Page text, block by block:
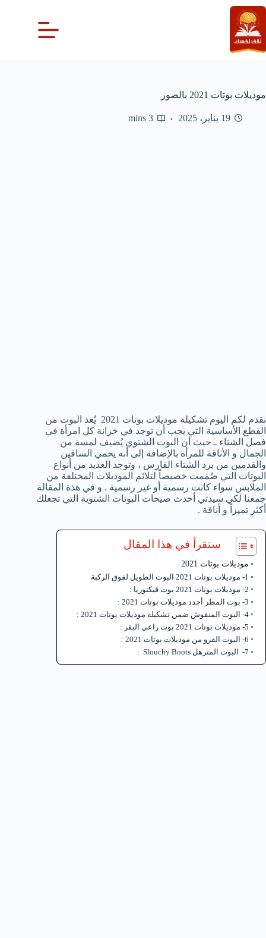
التجاوز
إلى
المحتوى
موديلات بوتات 2021 بالصور
19 يناير، 2025 3 mins
نقدم لكم اليوم تشكيلة موديلات بوتات 2021 يُعد البوت من
القطع الأساسية التي يجب أن توجد في خزانة كل امرأة في
فصل الشتاء ـ حيث أن البوت الشتوي يُضيف لمسة من
الجمال و الأناقة للمرأة بالإضافة إلى أنه يحمي الساقين
والقدمين من برد الشتاء القارس ، وتوجد العديد من أنواع
البوتات التي صُممت خصيصاً لتلائم الموديلات المختلفة من
الملابس سواء كانت رسمية أو غير رسمية . و في هذة المقالة
جمعنا لكي سيدتي أحدث صيحات البوتات الشتوية التي تجعلك
أكثر تميزاً و أناقة .
ستقرأ في هذا المقال
موديلات بوتات 2021
1- موديلات بوتات 2021 البوت الطويل لفوق الركبة
2- موديلات بوتات 2021 بوت فيكتوريا :
3- بوت المطر أجدد موديلات بوتات 2021 :
4- البوت المنقوش ضمن تشكيلة موديلات بوتات 2021 :
5- موديلات بوتات 2021 بوت راعي البقر :
6- البوت الفرو من موديلات بوتات 2021 :
7- البوت المترهل Slouchy Boots :